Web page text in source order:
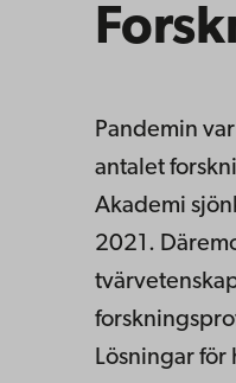
Pandemin
antalet
Akademi
2021.
Lösningar för